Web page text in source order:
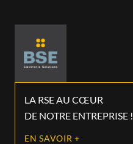
LA RSE AU CŒUR
DE NOTRE ENTREPRISE !
EN SAVOIR +